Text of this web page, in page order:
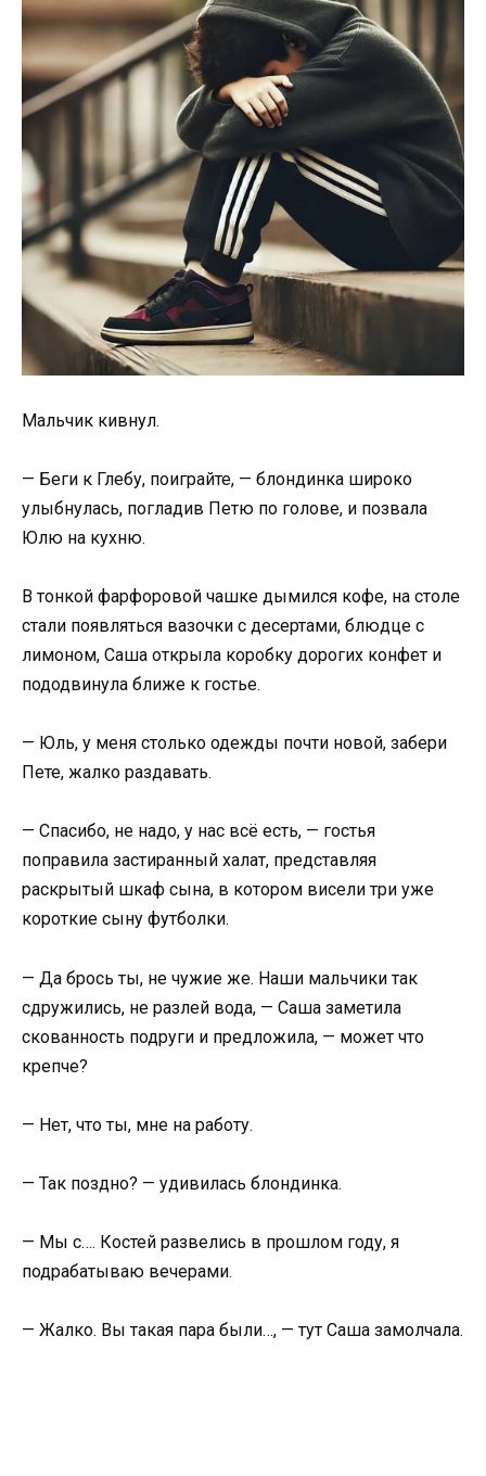
Мальчик кивнул.
— Беги к Глебу, поиграйте, — блондинка широко
улыбнулась, погладив Петю по голове, и позвала
Юлю на кухню.
В тонкой фарфоровой чашке дымился кофе, на столе
стали появляться вазочки с десертами, блюдце с
лимоном, Саша открыла коробку дорогих конфет и
пододвинула ближе к гостье.
— Юль, у меня столько одежды почти новой, забери
Пете, жалко раздавать.
— Спасибо, не надо, у нас всё есть, — гостья
поправила застиранный халат, представляя
раскрытый шкаф сына, в котором висели три уже
короткие сыну футболки.
— Да брось ты, не чужие же. Наши мальчики так
сдружились, не разлей вода, — Саша заметила
скованность подруги и предложила, — может что
крепче?
— Нет, что ты, мне на работу.
— Так поздно? — удивилась блондинка.
— Мы с…. Костей развелись в прошлом году, я
подрабатываю вечерами.
— Жалко. Вы такая пара были…, — тут Саша замолчала.